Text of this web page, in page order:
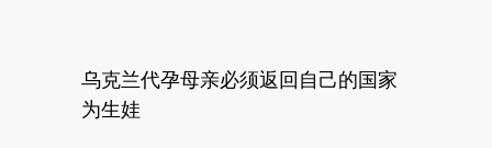
乌克兰代孕母亲必须返回自己的国家
为生娃